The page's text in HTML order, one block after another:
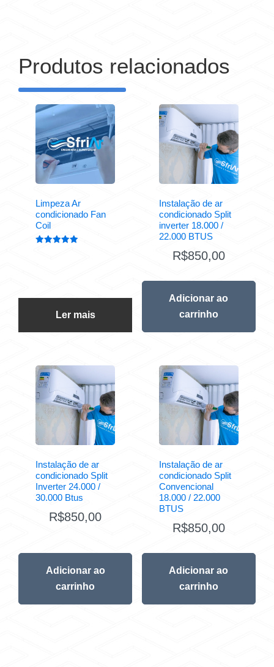
Produtos relacionados
Limpeza Ar
condicionado Fan
Coil
Ler mais
Instalação de ar
condicionado Split
inverter 18.000 /
22.000 BTUS
R$850,00
Adicionar ao
carrinho
Instalação de ar
condicionado Split
Inverter 24.000 /
30.000 Btus
R$850,00
Adicionar ao
carrinho
Instalação de ar
condicionado Split
Convencional
18.000 / 22.000
BTUS
R$850,00
Adicionar ao
carrinho